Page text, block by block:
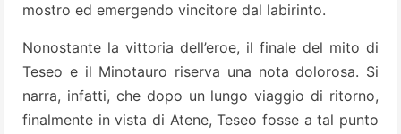
mostro ed emergendo vincitore dal labirinto.
Nonostante la vittoria dell’eroe, il finale del mito di
Teseo e il Minotauro riserva una nota dolorosa. Si
narra, infatti, che dopo un lungo viaggio di ritorno,
finalmente in vista di Atene, Teseo fosse a tal punto